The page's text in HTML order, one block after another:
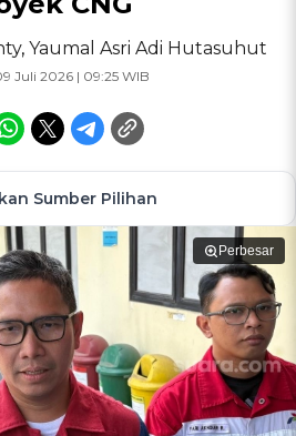
, Yaumal Asri Adi Hutasuhut
Juli 2026 | 09:25 WIB
Sumber Pilihan
Perbesar